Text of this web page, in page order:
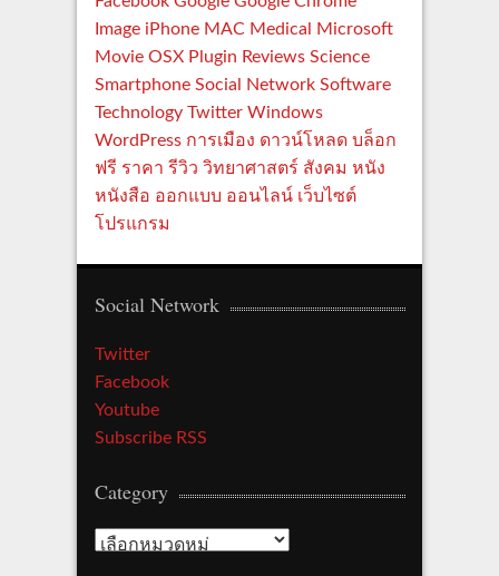
Image iPhone MAC Medical
Microsoft
Movie OSX Plugin Reviews Science
Smartphone Social Network Software
Technology Twitter Windows
WordPress การเมือง ดาวน์โหลด บล็อก
ฟรี ราคา รีวิว วิทยาศาสตร์ สังคม หนัง
หนังสือ ออกแบบ ออนไลน์ เว็บไซต์
โปรแกรม
Social Network
Twitter
Facebook
Youtube
Subscribe RSS
Category
C